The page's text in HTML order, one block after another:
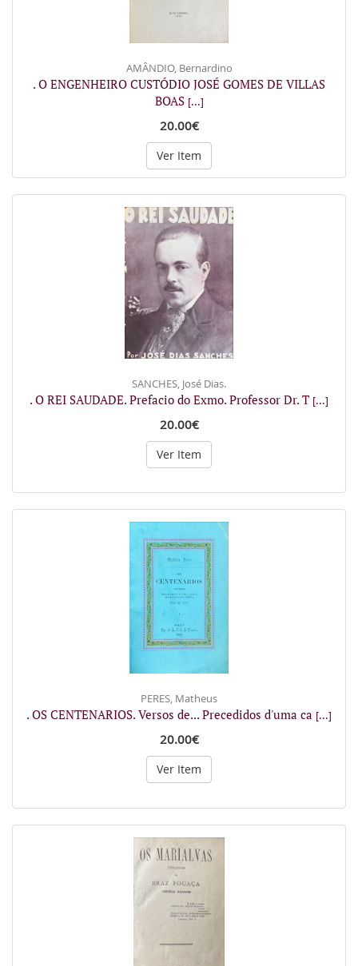
AMÂNDIO, Bernardino
. O ENGENHEIRO CUSTÓDIO JOSÉ GOMES DE VILLAS
BOAS [...]
20.00€
Ver Item
SANCHES, José Dias.
. O REI SAUDADE. Prefacio do Exmo. Professor Dr. T [...]
20.00€
Ver Item
PERES, Matheus
. OS CENTENARIOS. Versos de... Precedidos d'uma ca [...]
20.00€
Ver Item